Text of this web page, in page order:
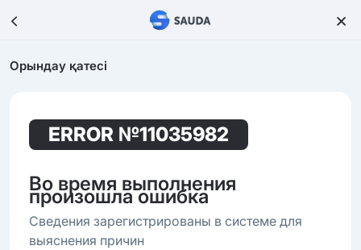
Орындау қатесі
ERROR №11035982
Во время выполнения
произошла ошибка
Сведения зарегистрированы в системе для
выяснения причин